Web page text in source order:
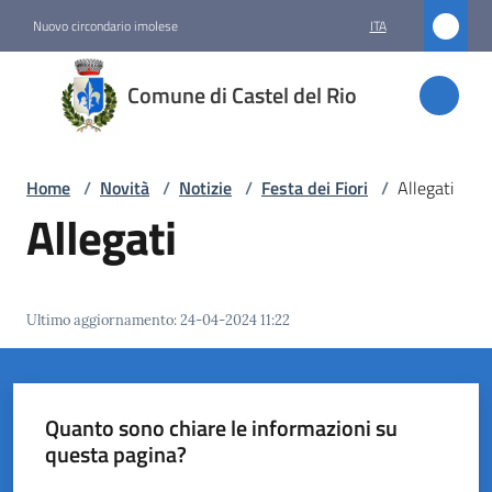
Nuovo circondario imolese ITA
Comune di Castel del Rio
Comune
di
Castel
Amministrazione
Novità
Menu selezionato
Servizi
Vivere
Home / Novità / Notizie / Festa dei Fiori / Allegati
Allegati
Ultimo aggiornamento:24-04-2024 11:22
Quanto sono chiare le informazioni su
questa pagina?